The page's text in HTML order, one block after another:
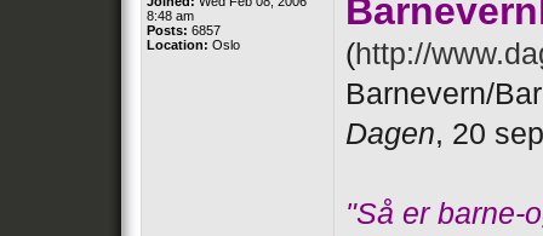
8:48 am
Posts: 6857
Location: Oslo (http://
Barnevern/
Dagen, 20
"Så er barne-